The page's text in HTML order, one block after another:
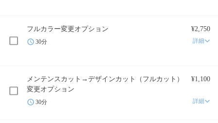
フルカラー変更オプション ¥2,750
30分 詳細
メンテンスカット→デザインカット（フルカット）
変更オプション
¥1,100
30分 詳細